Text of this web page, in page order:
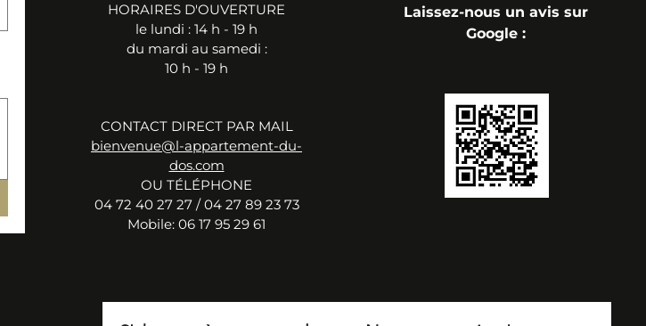
HORAIRES D'OUVERTURE
le ​lundi : 14 h - 19 h
du mardi au samedi :
10 h - 19 h
CONTACT DIRECT PAR MAIL
bienvenue@l-appartement-du-
dos.com
OU TÉLÉPHONE
04 72 40 27 27 / 04 27 89 23 73
Mobile: 06 17 95 29 61
Laissez-nous un avis sur
Google :